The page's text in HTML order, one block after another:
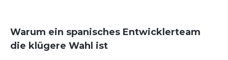
Warum ein spanisches Entwicklerteam
die klügere Wahl ist